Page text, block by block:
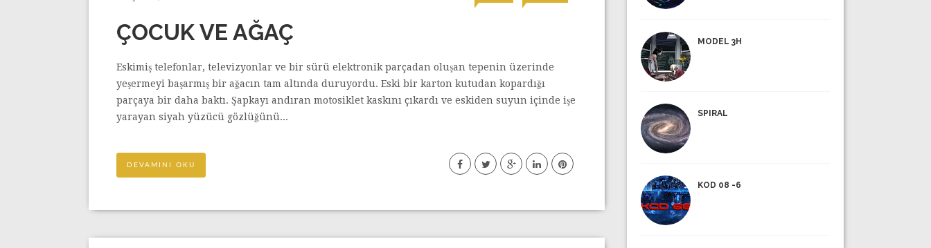
ÇOCUK VE AĞAÇ
Eskimiş telefonlar, televizyonlar ve bir sürü elektronik parçadan oluşan tepenin üzerinde
yeşermeyi başarmış bir ağacın tam altında duruyordu. Eski bir karton kutudan kopardığı
parçaya bir daha baktı. Şapkayı andıran motosiklet kaskını çıkardı ve eskiden suyun içinde işe
yarayan siyah yüzücü gözlüğünü...
DEVAMINI OKU
MODEL 3H
SPIRAL
KOD 08 -6